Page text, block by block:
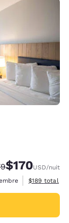
barré :
Tarif réduit :
$170USD/nuit
Afficher les
$189 total